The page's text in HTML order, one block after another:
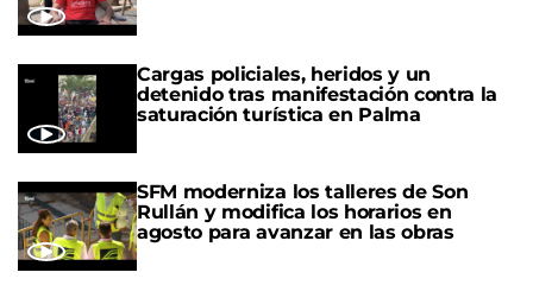
Cargas policiales, heridos y un
detenido tras manifestación contra la
saturación turística en Palma
SFM moderniza los talleres de Son
Rullán y modifica los horarios en
agosto para avanzar en las obras